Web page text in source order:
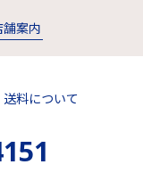
舗案内
送料について